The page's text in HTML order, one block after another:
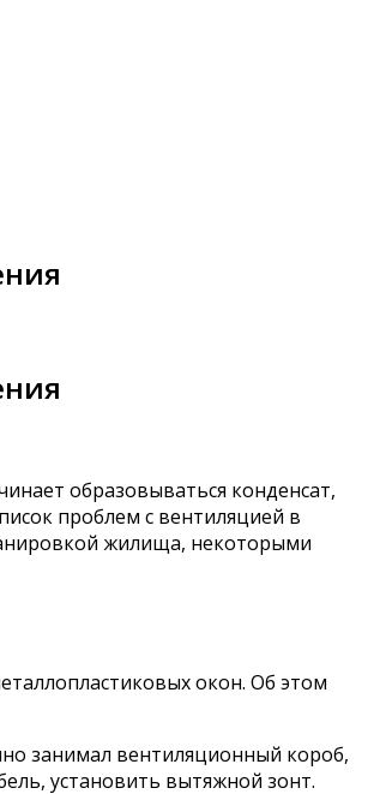
образовываться конденсат,
проблем с вентиляцией в
жилища, некоторыми
окон. Об этом
занимал вентиляционный короб,
установить вытяжной зонт.